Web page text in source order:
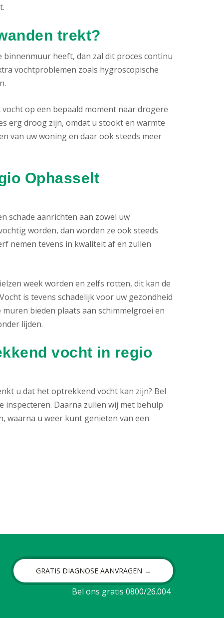
trekt?
heeft, dan zal dit proces continu
vochtproblemen zoals hygroscopische
op een bepaald moment naar drogere
erg droog zijn, omdat u stookt en warmte
van uw woning en daar ook steeds meer
Ophasselt
schade aanrichten aan zowel uw
worden, dan worden ze ook steeds
nemen tevens in kwaliteit af en zullen
week worden en zelfs rotten, dit kan de
is tevens schadelijk voor uw gezondheid
bieden plaats aan schimmelgroei en
lijden.
vocht in regio
u dat het optrekkend vocht kan zijn? Bel
inspecteren. Daarna zullen wij met behulp
waarna u weer kunt genieten van een
GRATIS DIAGNOSE AANVRAGEN →
Bel ons gratis 0800/26.004